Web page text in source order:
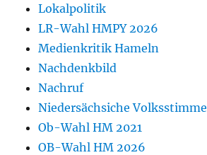
Lokalpolitik
LR-Wahl HMPY 2026
Medienkritik Hameln
Nachdenkbild
Nachruf
Niedersächsiche Volksstimme
Ob-Wahl HM 2021
OB-Wahl HM 2026